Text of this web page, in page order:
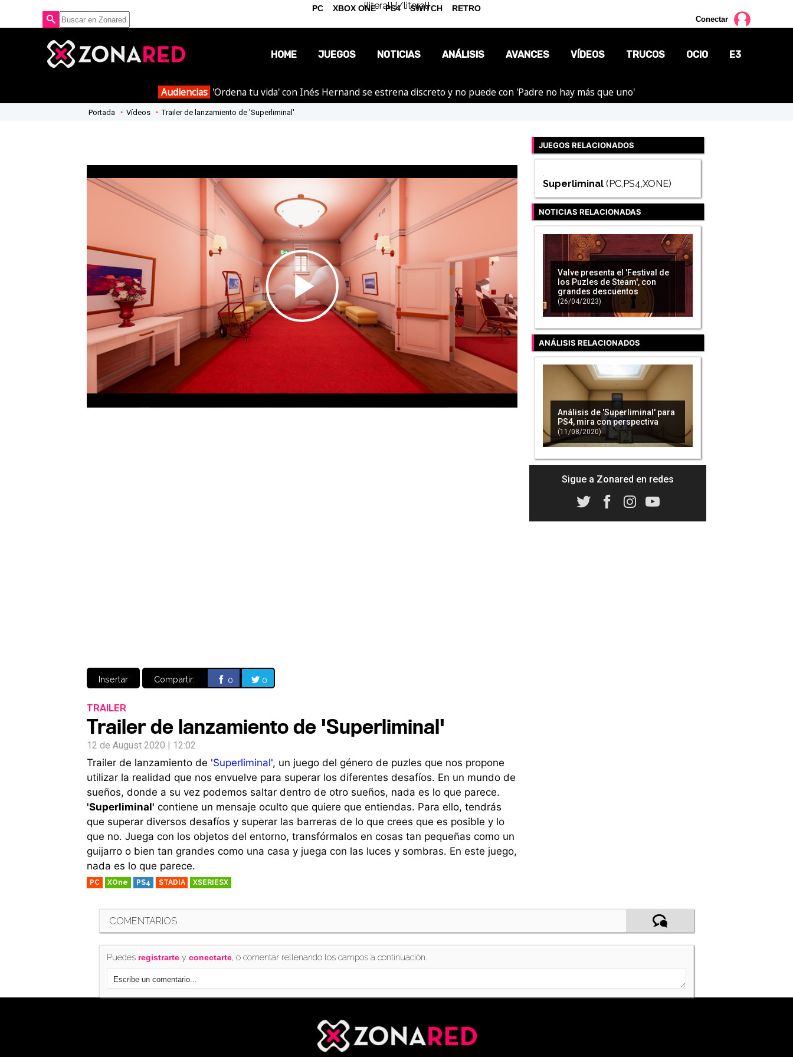
{literal}{/literal}
Conectar
HOME JUEGOS NOTICIAS
OPINIÓN
ANÁLISIS AVANCES VÍDEOS TRUCOS OCIO E3
Audiencias 'Ordena tu vida' con Inés Hernand se estrena discreto y no puede con 'Padre no hay más que uno'
Portada Vídeos Trailer de lanzamiento de 'Superliminal'
Play
Video
Insertar Compartir: 0 0
TRAILER
Trailer de lanzamiento de 'Superliminal'
12 de August 2020 | 12:02
Trailer de lanzamiento de 'Superliminal', un juego del género de puzles que nos propone
utilizar la realidad que nos envuelve para superar los diferentes desafíos. En un mundo de
sueños, donde a su vez podemos saltar dentro de otro sueños, nada es lo que parece.
'Superliminal' contiene un mensaje oculto que quiere que entiendas. Para ello, tendrás
que superar diversos desafíos y superar las barreras de lo que crees que es posible y lo
que no. Juega con los objetos del entorno, transfórmalos en cosas tan pequeñas como un
guijarro o bien tan grandes como una casa y juega con las luces y sombras. En este juego,
nada es lo que parece.
PC XOne PS4 STADIA XSERIESX
JUEGOS RELACIONADOS
Superliminal (PC,PS4,XONE)
NOTICIAS RELACIONADAS
Valve presenta el 'Festival de
los Puzles de Steam', con
grandes descuentos
(26/04/2023)
ANÁLISIS RELACIONADOS
Análisis de 'Superliminal' para
PS4, mira con perspectiva
(11/08/2020)
Sigue a Zonared en redes
COMENTARIOS
Puedes registrartey conectarte, o comentar rellenando los campos a continuación.
PC XBOX ONE PS4 SWITCH RETRO